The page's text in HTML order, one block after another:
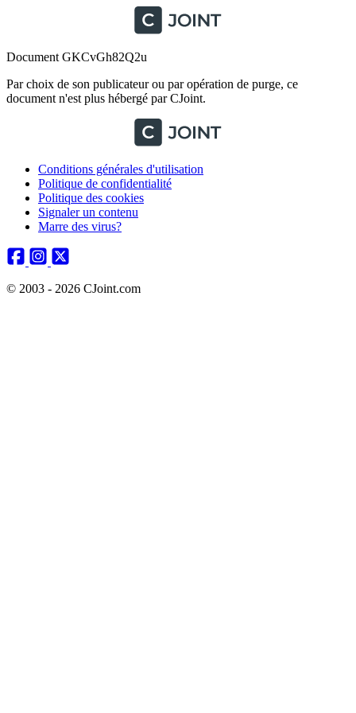
Document GKCvGh82Q2u
Par choix de son publicateur ou par opération de purge, ce
document n'est plus hébergé par CJoint.
Conditions générales d'utilisation
Politique de confidentialité
Politique des cookies
Signaler un contenu
Marre des virus?
© 2003 - 2026 CJoint.com